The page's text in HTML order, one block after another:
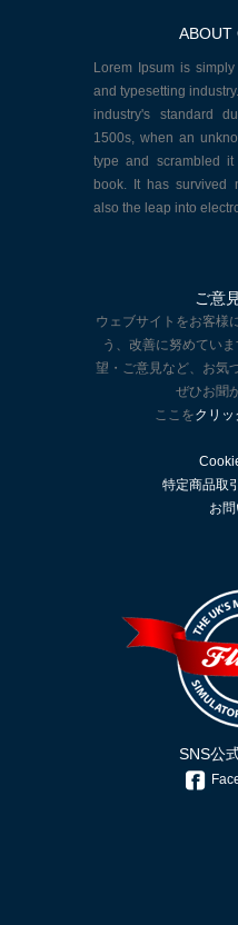
ABOUT
Lorem Ipsum is
and typesetting
industry's standard
1500s, when an
type and scrambled
book. It has survived
also the leap into
ご意
ウェブサイトをお客様
う、改善に努めてい
望・ご意見など、お気
ぜひお聞
ここをクリッ
特定商品取
お
SNS公